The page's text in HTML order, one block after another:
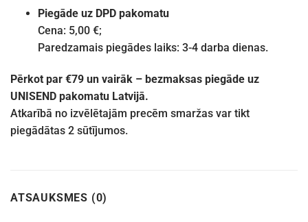
Piegāde uz DPD pakomatu
Cena: 5,00 €;
Paredzamais piegādes laiks: 3-4 darba dienas.
Pērkot par €79 un vairāk – bezmaksas piegāde uz
UNISEND pakomatu Latvijā.
Atkarībā no izvēlētajām precēm smaržas var tikt
piegādātas 2 sūtījumos.
ATSAUKSMES (0)